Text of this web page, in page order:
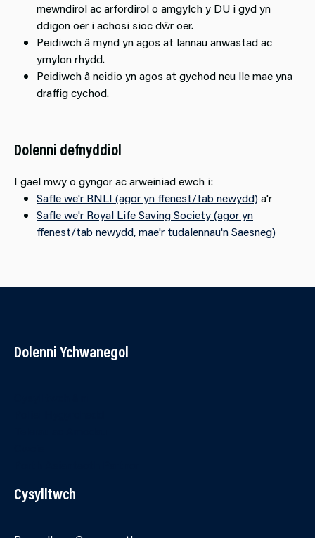
mewndirol ac arfordirol o amgylch y DU i gyd yn
ddigon oer i achosi sioc dŵr oer.
Peidiwch â mynd yn agos at lannau anwastad ac
ymylon rhydd.
Peidiwch â neidio yn agos at gychod neu lle mae yna
draffig cychod.
Dolenni defnyddiol
I gael mwy o gyngor ac arweiniad ewch i:
Safle we'r RNLI (agor yn ffenest/tab newydd) a'r
Safle we'r Royal Life Saving Society (agor yn
ffenest/tab newydd, mae'r tudalennau'n Saesneg)
Dolenni Ychwanegol
Cysylltwch